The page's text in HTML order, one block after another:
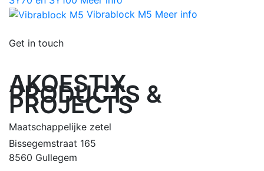
Vibrablock M5 Meer info
Get in touch
AKOESTIX
PRODUCTS &
PROJECTS
Maatschappelijke zetel
Bissegemstraat 165
8560 Gullegem